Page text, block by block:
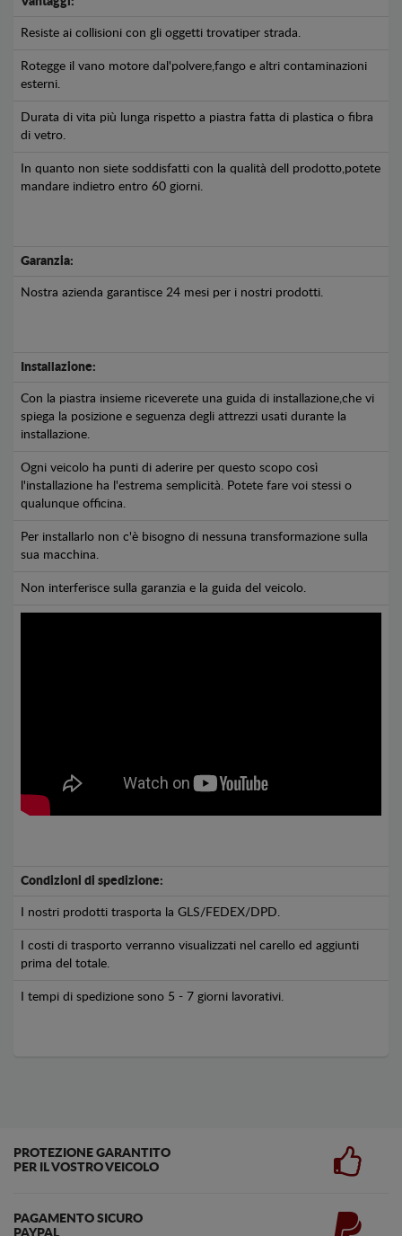
Resiste ai collisioni con gli oggetti trovatiper strada.
Rotegge il vano motore dal'polvere,fango e altri contaminazioni
esterni.
Durata di vita più lunga rispetto a piastra fatta di plastica o fibra
di vetro.
In quanto non siete soddisfatti con la qualità dell prodotto,potete
mandare indietro entro 60 giorni.
Garanzia:
Nostra azienda garantisce 24 mesi per i nostri prodotti.
Installazione:
Con la piastra insieme riceverete una guida di installazione,che vi
spiega la posizione e seguenza degli attrezzi usati durante la
installazione.
Ogni veicolo ha punti di aderire per questo scopo così
l'installazione ha l'estrema semplicità. Potete fare voi stessi o
qualunque officina.
Per installarlo non c'è bisogno di nessuna transformazione sulla
sua macchina.
Non interferisce sulla garanzia e la guida del veicolo.
Condizioni di spedizione:
I nostri prodotti trasporta la GLS/FEDEX/DPD.
I costi di trasporto verranno visualizzati nel carello ed aggiunti
prima del totale.
I tempi di spedizione sono 5 - 7 giorni lavorativi.
PROTEZIONE GARANTITO
PER IL VOSTRO VEICOLO
PAGAMENTO SICURO
PAYPAL